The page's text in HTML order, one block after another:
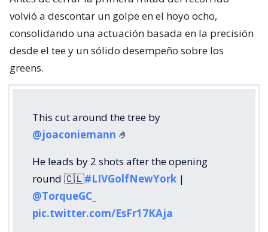
volvió a descontar un golpe en el hoyo ocho,
consolidando una actuación basada en la precisión
desde el tee y un sólido desempeño sobre los
greens.
This cut around the tree by
@joaconiemann 🤌
He leads by 2 shots after the opening
round 🇨🇱#LIVGolfNewYork |
@TorqueGC_
pic.twitter.com/EsFr17KAja